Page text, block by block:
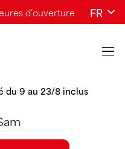
d’ouverture FR
du 9 au 23/8 inclus